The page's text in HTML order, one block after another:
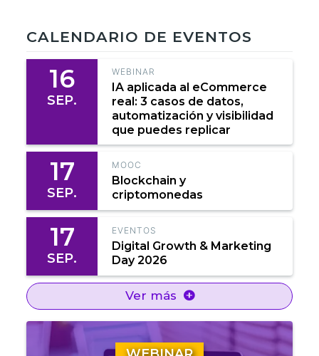
CALENDARIO DE EVENTOS
16
SEP.
WEBINAR
IA aplicada al eCommerce
real: 3 casos de datos,
automatización y visibilidad
que puedes replicar
17
SEP.
MOOC
Blockchain y
criptomonedas
17
SEP.
EVENTOS
Digital Growth & Marketing
Day 2026
Ver más